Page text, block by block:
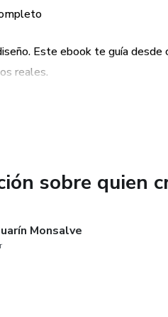
✔ Trucos para crear “efecto
🎁 Bonus descargables:
🧩 Mini kits de decoración
💬 “Nunca pensé que podría
Este ebook te guía
reales.
impacto
sobre quien
Monsalve